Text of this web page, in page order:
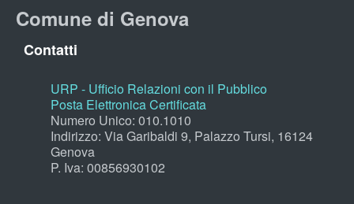
Comune di Genova
Contatti
URP - Ufficio Relazioni con il Pubblico
Posta Elettronica Certificata
Numero Unico: 010.1010
Indirizzo: Via Garibaldi 9, Palazzo Tursi, 16124
Genova
P. Iva: 00856930102